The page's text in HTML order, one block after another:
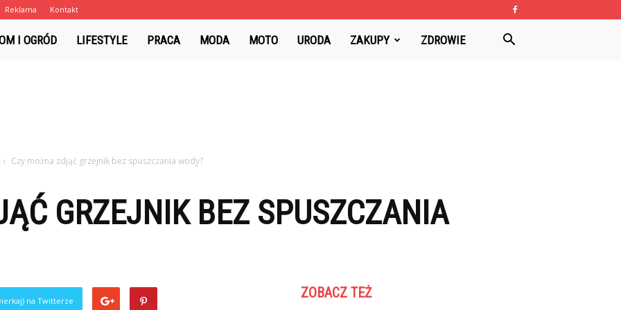
Reklama Kontakt
I OGRÓD LIFESTYLE PRACA MODA MOTO URODA ZAKUPY ZDROWIE
Czy można zdjąć grzejnik bez spuszczania wody?
GRZEJNIK BEZ SPUSZCZANIA
na Twitterze ZOBACZ TEŻ